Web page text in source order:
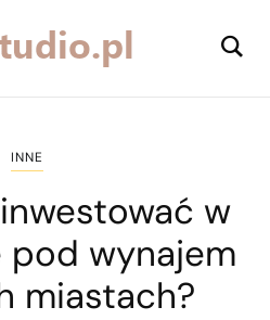
INNE
w
pod wynajem
miastach?